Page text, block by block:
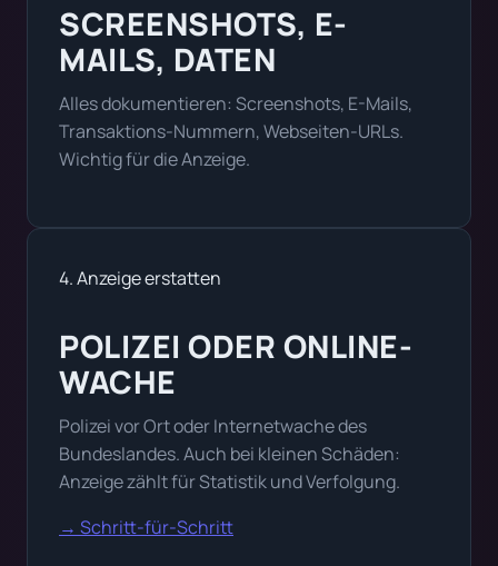
SCREENSHOTS, E-
MAILS, DATEN
Alles dokumentieren: Screenshots, E-Mails,
Transaktions-Nummern, Webseiten-URLs.
Wichtig für die Anzeige.
4. Anzeige erstatten
POLIZEI ODER ONLINE-
WACHE
Polizei vor Ort oder Internetwache des
Bundeslandes. Auch bei kleinen Schäden:
Anzeige zählt für Statistik und Verfolgung.
→ Schritt-für-Schritt